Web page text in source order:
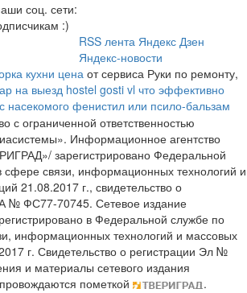
соц. сети:
:)
RSS лента Яндекс Дзен
Яндекс-новости
кухни цена от сервиса Руки по ремонту,
на выезд hostel gosti vl что эффективно
насекомого фенистил или псило-бальзам
с ограниченной ответственностью
Информационное агентство
зарегистрировано Федеральной
сфере связи, информационных технологий и
21.08.2017 г., свидетельство о
№ ФС77-70745. Сетевое издание
в Федеральной службе по
информационных технологий и массовых
г. Свидетельство о регистрации Эл №
и материалы сетевого издания
пометкой
.